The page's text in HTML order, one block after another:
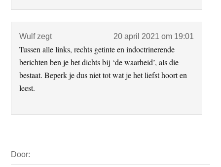
Wulf zegt 20 april 2021 om 19:01
Tussen alle links, rechts getinte en indoctrinerende
berichten ben je het dichts bij ‘de waarheid’, als die
bestaat. Beperk je dus niet tot wat je het liefst hoort en
leest.
Sidebar
Door: